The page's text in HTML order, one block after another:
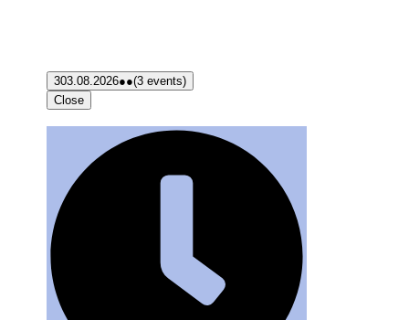
303.08.2026●●(3 events)
Close